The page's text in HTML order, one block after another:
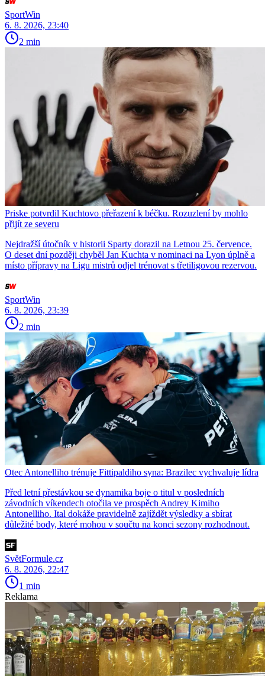
SportWin
6. 8. 2026, 23:40
2 min
Priske potvrdil Kuchtovo přeřazení k béčku. Rozuzlení by mohlo
přijít ze severu
Nejdražší útočník v historii Sparty dorazil na Letnou 25. července.
O deset dní později chyběl Jan Kuchta v nominaci na Lyon úplně a
místo přípravy na Ligu mistrů odjel trénovat s třetiligovou rezervou.
SportWin
6. 8. 2026, 23:39
2 min
Otec Antonelliho trénuje Fittipaldiho syna: Brazilec vychvaluje lídra
Před letní přestávkou se dynamika boje o titul v posledních
závodních víkendech otočila ve prospěch Andrey Kimiho
Antonelliho. Ital dokáže pravidelně zajíždět výsledky a sbírat
důležité body, které mohou v součtu na konci sezony rozhodnout.
SvětFormule.cz
6. 8. 2026, 22:47
1 min
Reklama